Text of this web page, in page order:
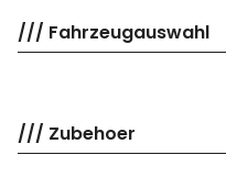
/// Fahrzeugauswahl
/// Zubehoer